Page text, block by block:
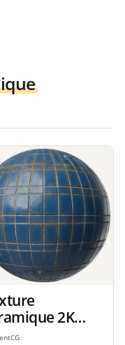
2K